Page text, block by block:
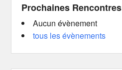
Prochaines Rencontres
Aucun évènement
tous les évènements